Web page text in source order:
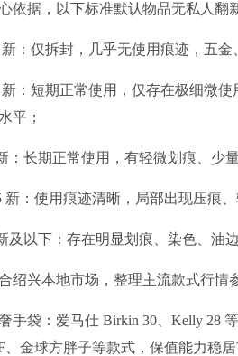
依据，以下标准默认物品无私人翻
新：仅拆封，几乎无使用痕迹，五
新：短期正常使用，仅存在极细微
平；
：长期正常使用，有轻微划痕、少
新：使用痕迹清晰，局部出现压痕
及以下：存在明显划痕、染色、油
绍兴本地市场，整理主流款式行情
手袋：爱马仕 Birkin 30、Kelly 28
、金球方胖子等款式，保值能力稳居